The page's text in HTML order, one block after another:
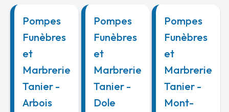
Pompes
Funèbres
et
Marbrerie
Tanier -
Arbois
Pompes
Funèbres
et
Marbrerie
Tanier -
Dole
Pompes
Funèbres
et
Marbrerie
Tanier -
Mont-